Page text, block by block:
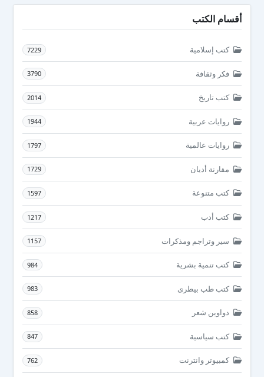
أقسام الكتب
كتب إسلامية 7229
فكر وثقافة 3790
كتب تاريخ 2014
روايات عربية 1944
روايات عالمية 1797
مقارنة أديان 1729
كتب متنوعة 1597
كتب أدب 1217
سير وتراجم ومذكرات 1157
كتب تنمية بشرية 984
كتب طب بيطرى 983
دواوين شعر 858
كتب سياسية 847
كمبيوتر وانترنت 762